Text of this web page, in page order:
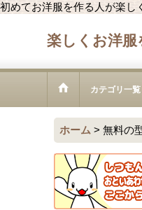
初めてお洋服を作る人が楽し
楽しくお洋
カテゴリ一覧
ホーム > 無料の